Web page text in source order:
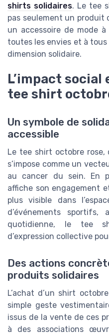
shirts solidaires. Le tee
pas seulement un produit
un accessoire de mode
toutes les envies et à
dimension solidaire.
L’impact social
tee shirt
Un symbole de
accessible
Le tee shirt octobre rose,
s’impose comme un
au cancer du sein. En
affiche son engagement
plus visible dans
d’événements
quotidienne, le tee
d’expression collective
Des actions
produits solidaires
L’achat d’un shirt
simple geste
issus de la vente de ces
à des associations